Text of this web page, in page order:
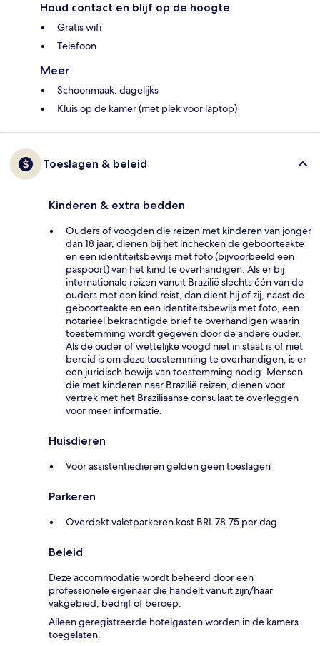
Houd contact en blijf op de hoogte
Gratis wifi
Telefoon
Meer
Schoonmaak: dagelijks
Kluis op de kamer (met plek voor laptop)
Toeslagen & beleid
Kinderen & extra bedden
Ouders of voogden die reizen met kinderen van jonger
dan 18 jaar, dienen bij het inchecken de geboorteakte
en een identiteitsbewijs met foto (bijvoorbeeld een
paspoort) van het kind te overhandigen. Als er bij
internationale reizen vanuit Brazilië slechts één van de
ouders met een kind reist, dan dient hij of zij, naast de
geboorteakte en een identiteitsbewijs met foto, een
notarieel bekrachtigde brief te overhandigen waarin
toestemming wordt gegeven door de andere ouder.
Als de ouder of wettelijke voogd niet in staat is of niet
bereid is om deze toestemming te overhandigen, is er
een juridisch bewijs van toestemming nodig. Mensen
die met kinderen naar Brazilië reizen, dienen voor
vertrek met het Braziliaanse consulaat te overleggen
voor meer informatie.
Huisdieren
Voor assistentiedieren gelden geen toeslagen
Parkeren
Overdekt valetparkeren kost BRL 78.75 per dag
Beleid
Deze accommodatie wordt beheerd door een
professionele eigenaar die handelt vanuit zijn/haar
vakgebied, bedrijf of beroep.
Alleen geregistreerde hotelgasten worden in de kamers
toegelaten.